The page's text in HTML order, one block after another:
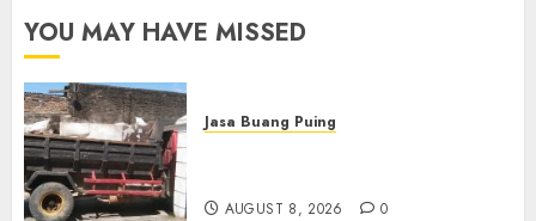
YOU MAY HAVE MISSED
Jasa Buang Puing
AUGUST 8, 2026 0